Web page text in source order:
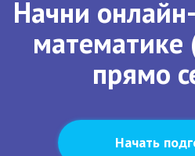
Начни
прямо
Начать